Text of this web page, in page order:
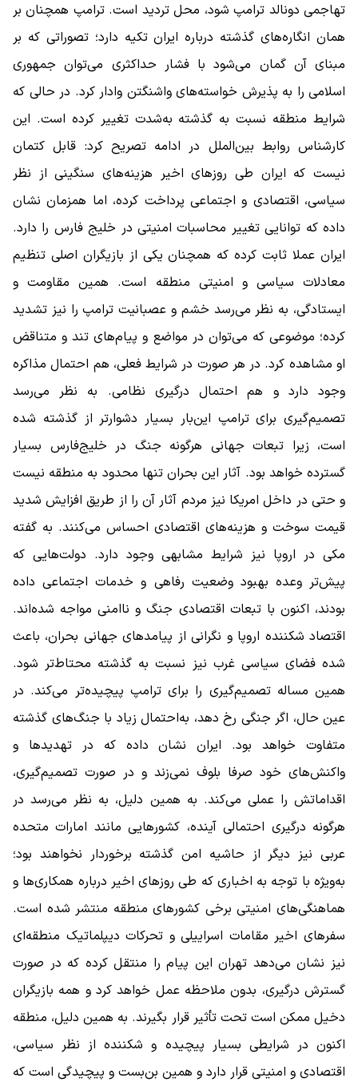
تهاجمی دونالد ترامپ شود، محل تردید است. ترامپ همچنان بر
همان انگاره‌های گذشته درباره ایران تکیه دارد؛ تصوراتی که بر
مبنای آن گمان می‌شود با فشار حداکثری می‌توان جمهوری
اسلامی را به پذیرش خواسته‌های واشنگتن وادار کرد. در حالی که
شرایط منطقه نسبت به گذشته به‌شدت تغییر کرده است. این
کارشناس روابط بین‌الملل در ادامه تصریح کرد: قابل کتمان
نیست که ایران طی روزهای اخیر هزینه‌های سنگینی از نظر
سیاسی، اقتصادی و اجتماعی پرداخت کرده، اما همزمان نشان
داده که توانایی تغییر محاسبات امنیتی در خلیج فارس را دارد.
ایران عملا ثابت کرده که همچنان یکی از بازیگران اصلی تنظیم
معادلات سیاسی و امنیتی منطقه است. همین مقاومت و
ایستادگی، به نظر می‌رسد خشم و عصبانیت ترامپ را نیز تشدید
کرده؛ موضوعی که می‌توان در مواضع و پیام‌های تند و متناقض
او مشاهده کرد. در هر صورت در شرایط فعلی، هم احتمال مذاکره
وجود دارد و هم احتمال درگیری نظامی. به نظر می‌رسد
تصمیم‌گیری برای ترامپ این‌بار بسیار دشوارتر از گذشته شده
است، زیرا تبعات جهانی هرگونه جنگ در خلیج‌فارس بسیار
گسترده خواهد بود. آثار این بحران تنها محدود به منطقه نیست
و حتی در داخل امریکا نیز مردم آثار آن را از طریق افزایش شدید
قیمت سوخت و هزینه‌های اقتصادی احساس می‌کنند. به گفته
مکی در اروپا نیز شرایط مشابهی وجود دارد. دولت‌هایی که
پیش‌تر وعده بهبود وضعیت رفاهی و خدمات اجتماعی داده
بودند، اکنون با تبعات اقتصادی جنگ و ناامنی مواجه شده‌اند.
اقتصاد شکننده اروپا و نگرانی از پیامدهای جهانی بحران، باعث
شده فضای سیاسی غرب نیز نسبت به گذشته محتاط‌تر شود.
همین مساله تصمیم‌گیری را برای ترامپ پیچیده‌تر می‌کند. در
عین حال، اگر جنگی رخ دهد، به‌احتمال زیاد با جنگ‌های گذشته
متفاوت خواهد بود. ایران نشان داده که در تهدیدها و
واکنش‌های خود صرفا بلوف نمی‌زند و در صورت تصمیم‌گیری،
اقداماتش را عملی می‌کند. به همین دلیل، به نظر می‌رسد در
هرگونه درگیری احتمالی آینده، کشورهایی مانند امارات متحده
عربی نیز دیگر از حاشیه امن گذشته برخوردار نخواهند بود؛
به‌ویژه با توجه به اخباری که طی روزهای اخیر درباره همکاری‌ها و
هماهنگی‌های امنیتی برخی کشورهای منطقه منتشر شده است.
سفرهای اخیر مقامات اسراییلی و تحرکات دیپلماتیک منطقه‌ای
نیز نشان می‌دهد تهران این پیام را منتقل کرده که در صورت
گسترش درگیری، بدون ملاحظه عمل خواهد کرد و همه بازیگران
دخیل ممکن است تحت تأثیر قرار بگیرند. به همین دلیل، منطقه
اکنون در شرایطی بسیار پیچیده و شکننده از نظر سیاسی،
اقتصادی و امنیتی قرار دارد و همین بن‌بست و پیچیدگی است که